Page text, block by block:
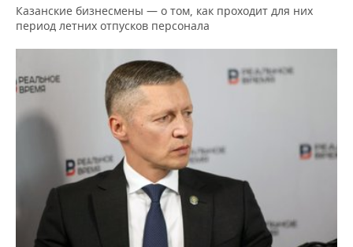
Казанские бизнесмены — о том, как проходит для них
период летних отпусков персонала